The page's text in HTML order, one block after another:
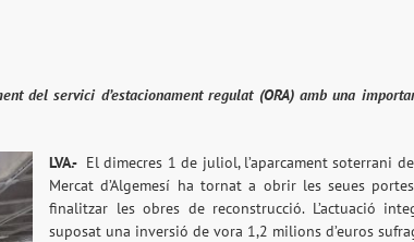
del servici d’estacionament regulat (ORA) amb una
LVA.- El dimecres 1 de juliol, l’aparcament soterrani
Mercat d’Algemesí ha tornat a obrir les seues
finalitzar les obres de reconstrucció. L’actuació
suposat una inversió de vora 1,2 milions d’euros